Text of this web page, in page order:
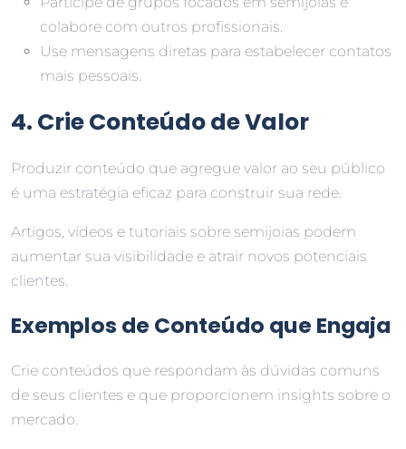
colabore com outros profissionais.
Use mensagens diretas para estabelecer contatos
mais pessoais.
4. Crie Conteúdo de Valor
Produzir conteúdo que agregue valor ao seu público
é uma estratégia eficaz para construir sua rede.
Artigos, vídeos e tutoriais sobre semijoias podem
aumentar sua visibilidade e atrair novos potenciais
clientes.
Exemplos de Conteúdo que Engaja
Crie conteúdos que respondam às dúvidas comuns
de seus clientes e que proporcionem insights sobre o
mercado.